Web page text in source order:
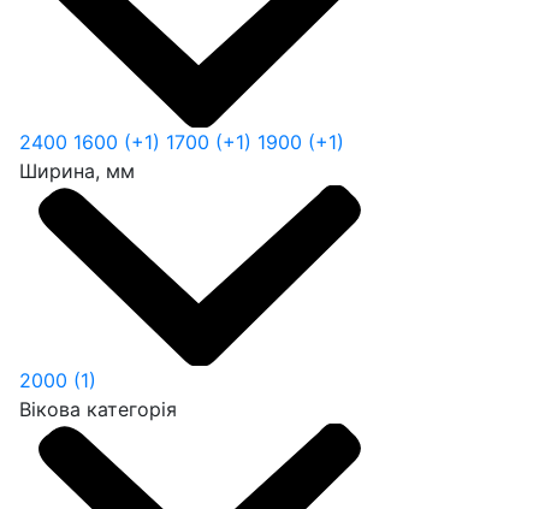
2400 1600 (+1) 1700 (+1) 1900 (+1)
Ширина, мм
2000 (1)
Вікова категорія